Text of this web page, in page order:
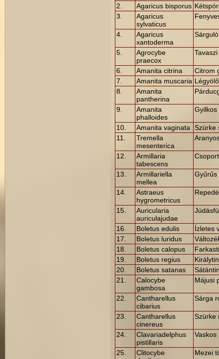
2.
Agaricus bisporus
3.
Agaricus
sylvaticus
4.
Agaricus
xantoderma
5.
Agrocybe
praecox
6. Amanita citrina
Citrom
7.
Amanita muscaria
8.
Amanita
pantherina
9.
Amanita
phalloides
Gyilkos
10. Amanita vaginata
Szürke
11.
Tremella
mesenterica
12.
Armillaria
tabescens
13.
Armillariella
mellea
Gyűrűs
14.
Astraeus
hygrometricus
15.
Auricularia
auriculajudae
16. Boletus edulis
Ízletes
17.
Boletus luridus
18.
Boletus calopus
19.
Boletus regius
20.
Boletus satanas
21.
Calocybe
gambosa
Májusi
22.
Cantharellus
cibarius
Sárga
23.
Cantharellus
cinereus
Szürke
24.
Clavariadelphus
pistillaris
Vaskos
25.
Clitocybe
Mezei